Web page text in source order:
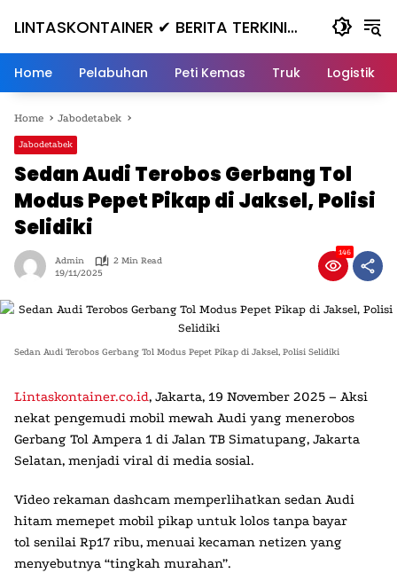
LINTASKONTAINER ✔ BERITA TERKINI
KONTAINER TERBARU HARI INI
Home Pelabuhan Peti Kemas Truk Logistik
Home Jabodetabek
Jabodetabek
Sedan Audi Terobos Gerbang Tol
Modus Pepet Pikap di Jaksel, Polisi
Selidiki
Admin
2 Min Read
19/11/2025
146
Sedan Audi Terobos Gerbang Tol Modus Pepet Pikap di Jaksel, Polisi Selidiki
Lintaskontainer.co.id, Jakarta, 19 November 2025 – Aksi
nekat pengemudi mobil mewah Audi yang menerobos
Gerbang Tol Ampera 1 di Jalan TB Simatupang, Jakarta
Selatan, menjadi viral di media sosial.
Video rekaman dashcam memperlihatkan sedan Audi
hitam memepet mobil pikap untuk lolos tanpa bayar
tol senilai Rp17 ribu, menuai kecaman netizen yang
menyebutnya “tingkah murahan”.